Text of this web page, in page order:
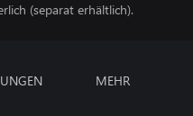
(separat erhältlich).
MEHR